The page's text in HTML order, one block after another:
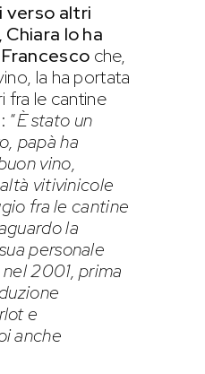
verso altri
lo ha
che,
la ha portata
fra le cantine
“È stato un
papà ha
vino,
vitivinicole
fra le cantine
la
personale
2001, prima
e
anche